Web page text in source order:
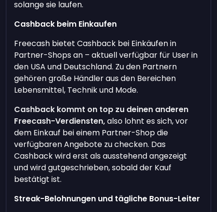
solange sie laufen.
Cashback beim Einkaufen
Freecash bietet Cashback bei Einkäufen in
Partner-Shops an – aktuell verfügbar für User in
den USA und Deutschland. Zu den Partnern
gehören große Händler aus den Bereichen
Lebensmittel, Technik und Mode.
Cashback kommt on top zu deinen anderen
Freecash-Verdiensten,also lohnt es sich, vor
dem Einkauf bei einem Partner-Shop die
verfügbaren Angebote zu checken. Das
Cashback wird erst als ausstehend angezeigt
und wird gutgeschrieben, sobald der Kauf
bestätigt ist.
Streak-Belohnungen und tägliche Bonus-Leiter